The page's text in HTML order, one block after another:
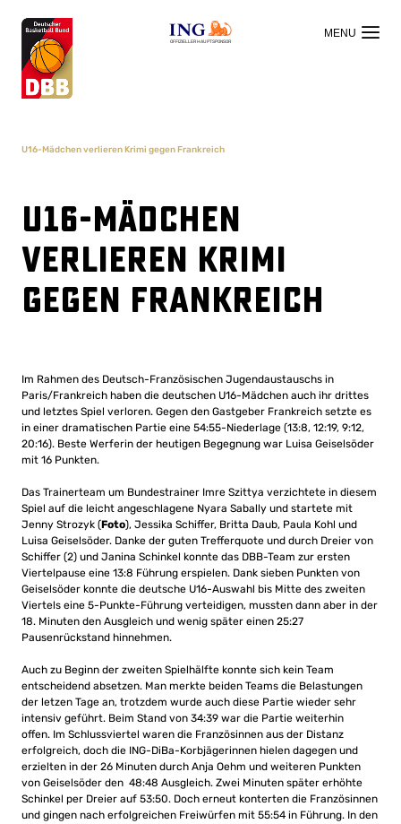
OFFIZIELLER HAUPTSPONSOR
U16-Mädchen verlieren Krimi gegen Frankreich
U16-Mädchen
verlieren Krimi
gegen Frankreich
Im Rahmen des Deutsch-Französischen Jugendaustauschs in
Paris/Frankreich haben die deutschen U16-Mädchen auch ihr drittes
und letztes Spiel verloren. Gegen den Gastgeber Frankreich setzte es
in einer dramatischen Partie eine 54:55-Niederlage (13:8, 12:19, 9:12,
20:16). Beste Werferin der heutigen Begegnung war Luisa Geiselsöder
mit 16 Punkten.
Das Trainerteam um Bundestrainer Imre Szittya verzichtete in diesem
Spiel auf die leicht angeschlagene Nyara Sabally und startete mit
Jenny Strozyk (Foto), Jessika Schiffer, Britta Daub, Paula Kohl und
Luisa Geiselsöder. Danke der guten Trefferquote und durch Dreier von
Schiffer (2) und Janina Schinkel konnte das DBB-Team zur ersten
Viertelpause eine 13:8 Führung erspielen. Dank sieben Punkten von
Geiselsöder konnte die deutsche U16-Auswahl bis Mitte des zweiten
Viertels eine 5-Punkte-Führung verteidigen, mussten dann aber in der
18. Minuten den Ausgleich und wenig später einen 25:27
Pausenrückstand hinnehmen.
Auch zu Beginn der zweiten Spielhälfte konnte sich kein Team
entscheidend absetzen. Man merkte beiden Teams die Belastungen
der letzen Tage an, trotzdem wurde auch diese Partie wieder sehr
intensiv geführt. Beim Stand von 34:39 war die Partie weiterhin
offen. Im Schlussviertel waren die Französinnen aus der Distanz
erfolgreich, doch die ING-DiBa-Korbjägerinnen hielen dagegen und
erzielten in der 26 Minuten durch Anja Oehm und weiteren Punkten
von Geiselsöder den 48:48 Ausgleich. Zwei Minuten später erhöhte
Schinkel per Dreier auf 53:50. Doch erneut konterten die Französinnen
und gingen nach erfolgreichen Freiwürfen mit 55:54 in Führung. In den